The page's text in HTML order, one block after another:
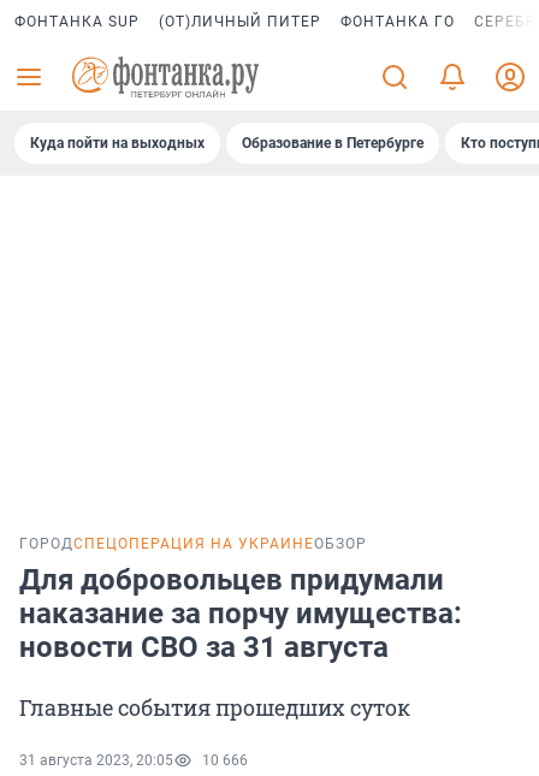
ФОНТАНКА SUP (ОТ)ЛИЧНЫЙ ПИТЕР ФОНТАНКА ГО
Куда пойти на выходных Образование в Петербурге Кто
ГОРОДСПЕЦОПЕРАЦИЯ НА УКРАИНЕОБЗОР
Для добровольцев придумали
наказание за порчу имущества:
новости СВО за 31 августа
Главные события прошедших суток
31 августа 2023, 20:05 10 666